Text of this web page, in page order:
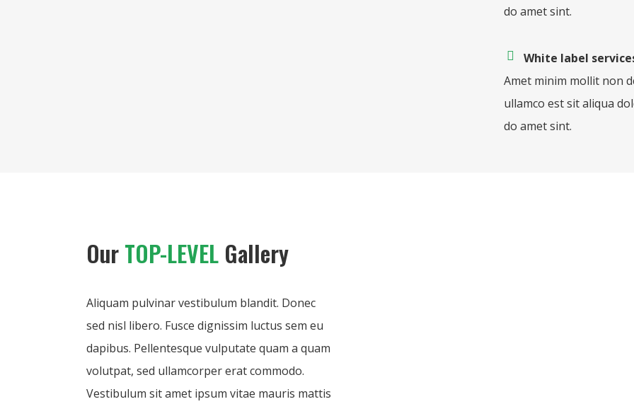
do amet sint.
White label
Amet minim mollit non
ullamco est sit aliqua
do amet sint.
OurTOP-LEVEL Gallery
Aliquam pulvinar vestibulum blandit. Donec
sed nisl libero. Fusce dignissim luctus sem eu
dapibus. Pellentesque vulputate quam a quam
volutpat, sed ullamcorper erat commodo.
Vestibulum sit amet ipsum vitae mauris mattis